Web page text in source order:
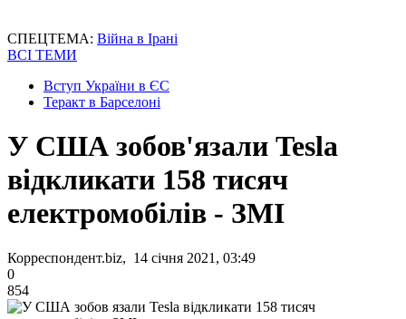
СПЕЦТЕМА: Війна в Ірані
ВСІ ТЕМИ
Вступ України в ЄС
Теракт в Барселоні
У США зобов'язали Tesla
відкликати 158 тисяч
електромобілів - ЗМІ
Корреспондент.biz, 14 січня 2021, 03:49
0
854